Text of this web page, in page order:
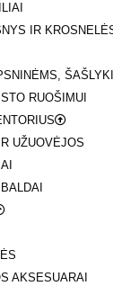
IR
RUOŠIMUI
UŽUOVĖJOS
AKSESUARAI